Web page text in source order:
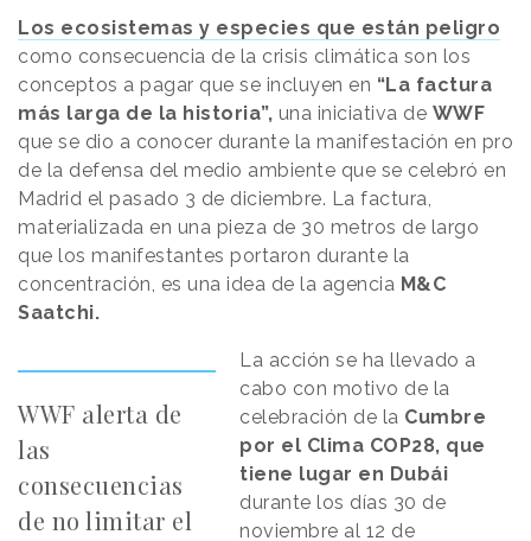
Los ecosistemas y especies que están peligro
como consecuencia de la crisis climática son los
conceptos a pagar que se incluyen en “La factura
más larga de la historia”, una iniciativa de WWF
que se dio a conocer durante la manifestación en pro
de la defensa del medio ambiente que se celebró en
Madrid el pasado 3 de diciembre. La factura,
materializada en una pieza de 30 metros de largo
que los manifestantes portaron durante la
concentración, es una idea de la agencia M&C
Saatchi.
WWF alerta de
las
consecuencias
de no limitar el
La acción se ha llevado a
cabo con motivo de la
celebración de la Cumbre
por el Clima COP28, que
tiene lugar en Dubái
durante los días 30 de
noviembre al 12 de